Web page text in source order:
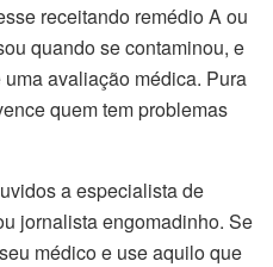
receitando remédio A ou
quando se contaminou, e
avaliação médica. Pura
quem tem problemas
a especialista de
jornalista engomadinho. Se
médico e use aquilo que